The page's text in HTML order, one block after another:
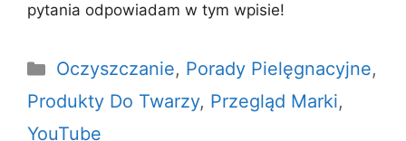
pytania odpowiadam w tym wpisie!
Kategorie
Oczyszczanie, Porady Pielęgnacyjne,
Produkty Do Twarzy, Przegląd Marki,
YouTube